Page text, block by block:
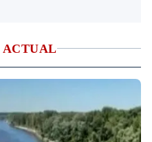
ACTUAL